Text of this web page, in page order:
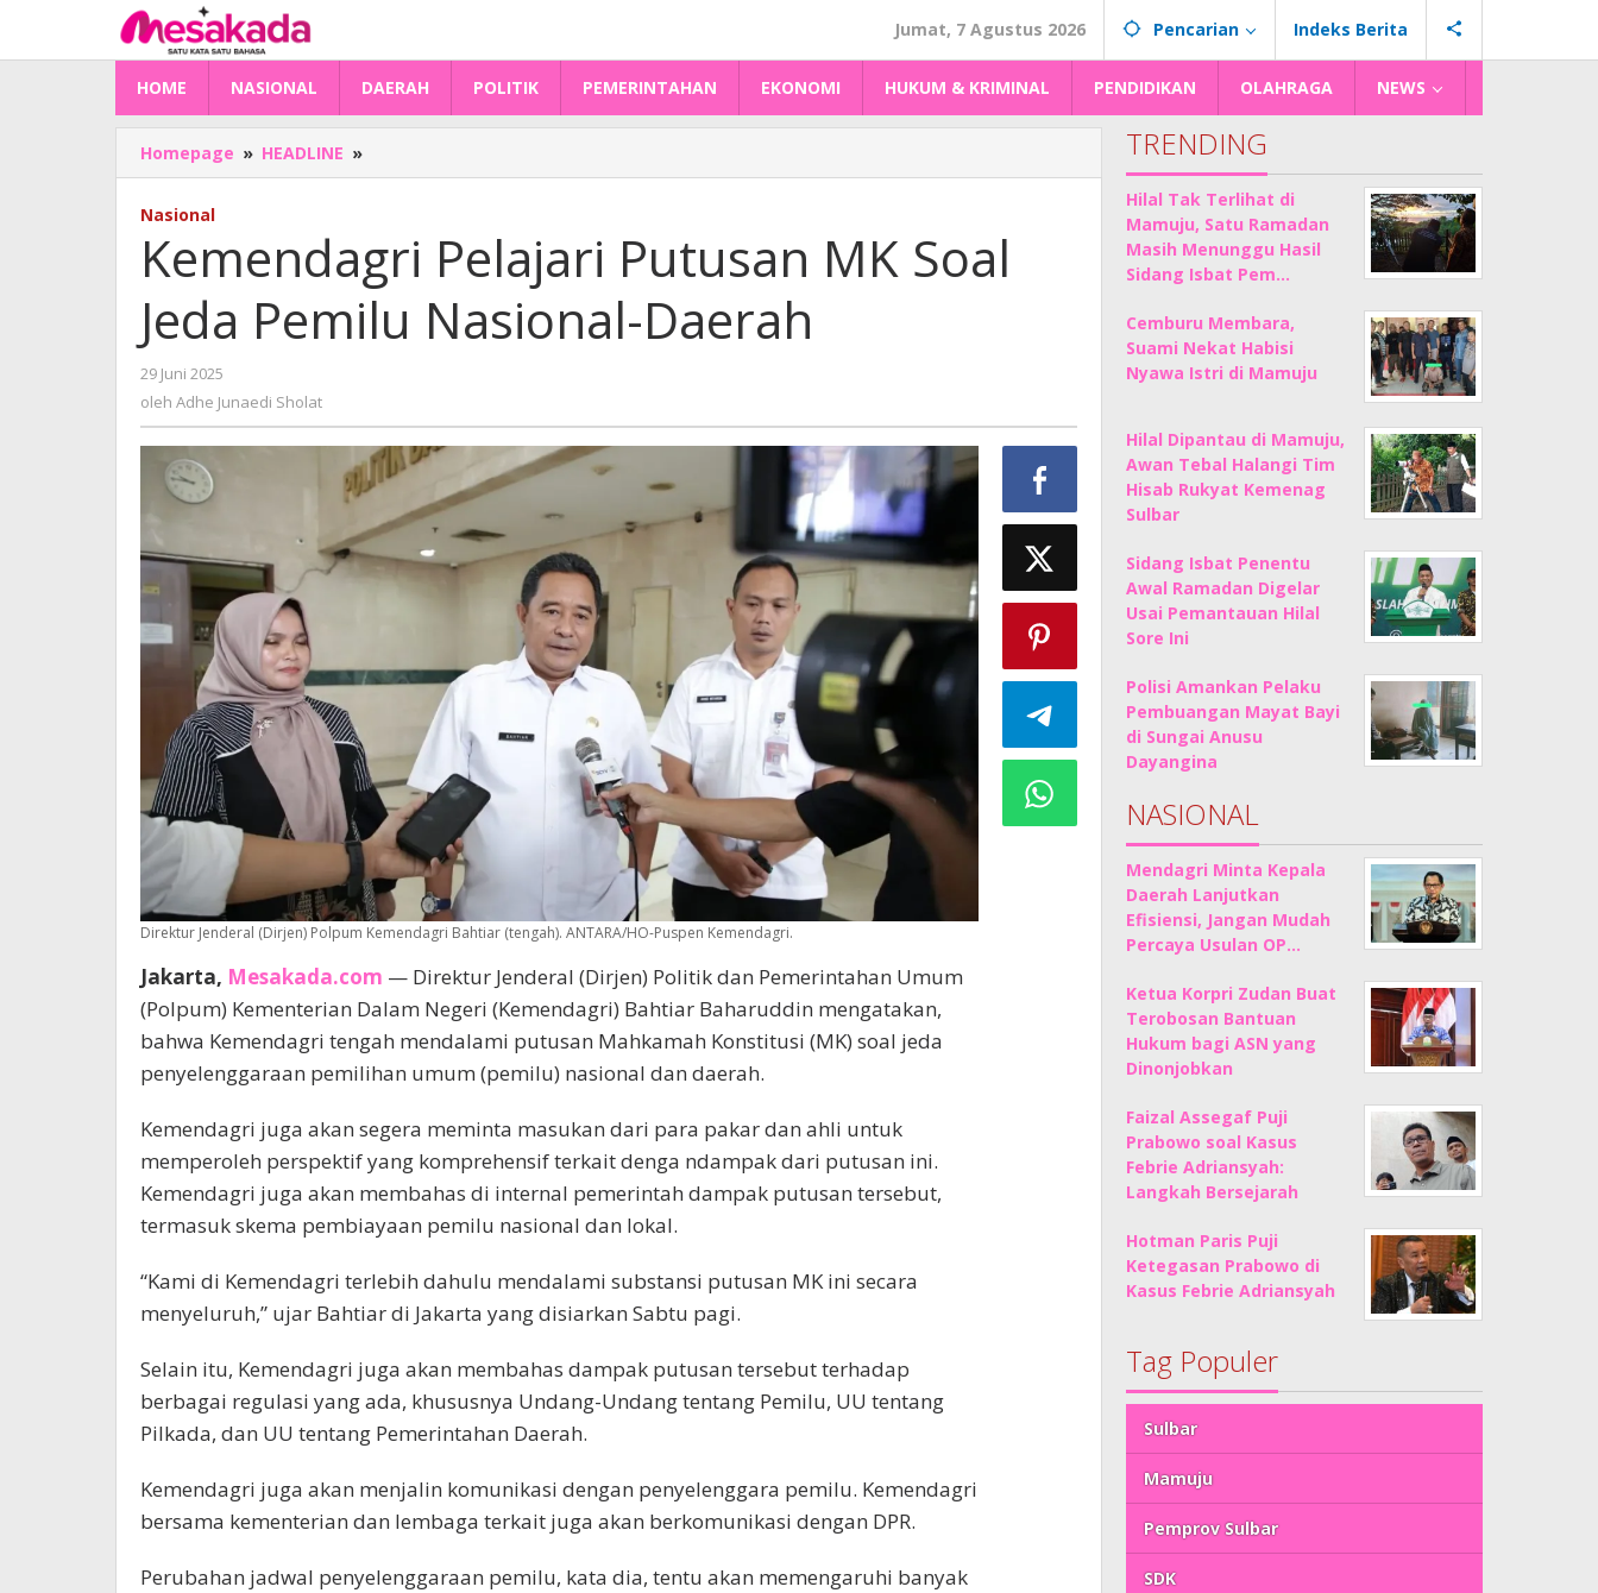
konten
Jumat, 7 Agustus 2026 Pencarian Indeks Berita
HOME NASIONAL DAERAH POLITIK PEMERINTAHAN EKONOMI HUKUM & KRIMINAL PENDIDIKAN OLAHRAGA NEWS
Homepage » HEADLINE »
Pelajari
Soal
Jeda
Pemilu
Nasional-
Nasional
Kemendagri Pelajari Putusan MK Soal
Jeda Pemilu Nasional-Daerah
29 Juni 2025
Adhe
oleh Adhe Junaedi Sholat
Direktur Jenderal (Dirjen) Polpum Kemendagri Bahtiar (tengah). ANTARA/HO-Puspen Kemendagri.
Jakarta, Mesakada.com — Direktur Jenderal (Dirjen) Politik dan Pemerintahan Umum
(Polpum) Kementerian Dalam Negeri (Kemendagri) Bahtiar Baharuddin mengatakan,
bahwa Kemendagri tengah mendalami putusan Mahkamah Konstitusi (MK) soal jeda
penyelenggaraan pemilihan umum (pemilu) nasional dan daerah.
Kemendagri juga akan segera meminta masukan dari para pakar dan ahli untuk
memperoleh perspektif yang komprehensif terkait denga ndampak dari putusan ini.
Kemendagri juga akan membahas di internal pemerintah dampak putusan tersebut,
termasuk skema pembiayaan pemilu nasional dan lokal.
“Kami di Kemendagri terlebih dahulu mendalami substansi putusan MK ini secara
menyeluruh,” ujar Bahtiar di Jakarta yang disiarkan Sabtu pagi.
Selain itu, Kemendagri juga akan membahas dampak putusan tersebut terhadap
berbagai regulasi yang ada, khususnya Undang-Undang tentang Pemilu, UU tentang
Pilkada, dan UU tentang Pemerintahan Daerah.
Kemendagri juga akan menjalin komunikasi dengan penyelenggara pemilu. Kemendagri
bersama kementerian dan lembaga terkait juga akan berkomunikasi dengan DPR.
Perubahan jadwal penyelenggaraan pemilu, kata dia, tentu akan memengaruhi banyak
TRENDING
Hilal Tak Terlihat di
Mamuju, Satu Ramadan
Masih Menunggu Hasil
Sidang Isbat Pem…
Cemburu Membara,
Suami Nekat Habisi
Nyawa Istri di Mamuju
Hilal Dipantau di Mamuju,
Awan Tebal Halangi Tim
Hisab Rukyat Kemenag
Sulbar
Sidang Isbat Penentu
Awal Ramadan Digelar
Usai Pemantauan Hilal
Sore Ini
Polisi Amankan Pelaku
Pembuangan Mayat Bayi
di Sungai Anusu
Dayangina
NASIONAL
Mendagri Minta Kepala
Daerah Lanjutkan
Efisiensi, Jangan Mudah
Percaya Usulan OP…
Ketua Korpri Zudan Buat
Terobosan Bantuan
Hukum bagi ASN yang
Dinonjobkan
Faizal Assegaf Puji
Prabowo soal Kasus
Febrie Adriansyah:
Langkah Bersejarah
Hotman Paris Puji
Ketegasan Prabowo di
Kasus Febrie Adriansyah
Tag Populer
Sulbar
Mamuju
Pemprov Sulbar
SDK